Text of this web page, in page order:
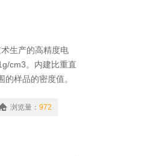
生产的高精度电
cm3。内建比重直
样品的密度值。
浏览量： 972